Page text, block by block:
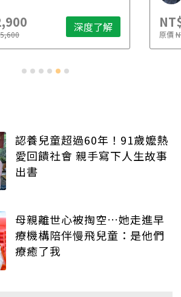
深度了解 原價
認養兒童超過60年！91歲嬤熱
愛回饋社會 親手寫下人生故事
出書
母親離世心被掏空…她走進早
療機構陪伴慢飛兒童：是他們
療癒了我